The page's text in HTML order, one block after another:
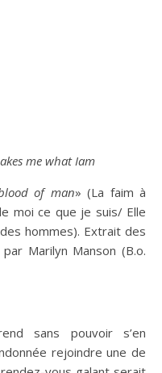
me what Iam
of man» (La faim à
moi ce que je suis/ Elle
hommes). Extrait des
Marilyn Manson (B.o.
sans pouvoir s’en
rejoindre une de